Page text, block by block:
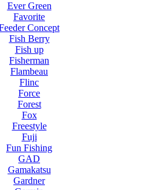
Ever Green
Favorite
Concept
Fish Berry
Fish up
Fisherman
Flambeau
Flinc
Force
Forest
Fox
Freestyle
Fuji
Fun Fishing
GAD
Gamakatsu
Gardner